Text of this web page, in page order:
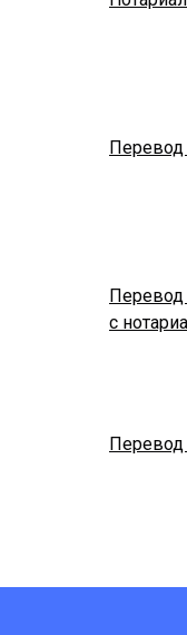
Перевод
Перевод
с
Перевод